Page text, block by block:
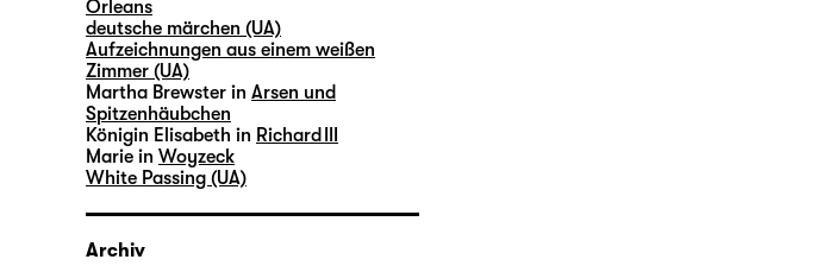
Orleans
deutsche märchen (UA)
Aufzeichnungen aus einem weißen
Zimmer (UA)
Martha Brewster in Arsen und
Spitzenhäubchen
Königin Elisabeth in Richard III
Marie in Woyzeck
White Passing (UA)
Archiv